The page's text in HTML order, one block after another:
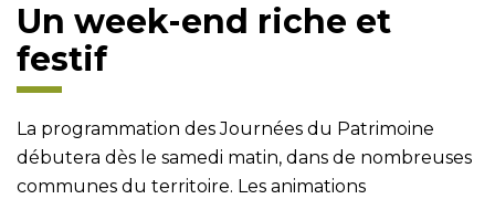
Un week-end riche et
festif
La programmation des Journées du Patrimoine
débutera dès le samedi matin, dans de nombreuses
communes du territoire. Les animations